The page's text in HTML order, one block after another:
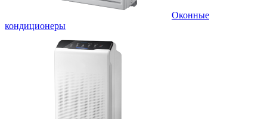
Оконные
кондиционеры